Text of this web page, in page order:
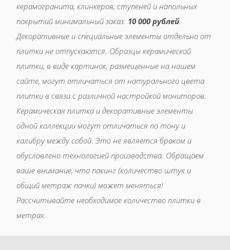
керамогранита, клинкеров, ступеней и напольных
покрытий минимальный заказ: 10 000 рублей.
Декоративные и специальные элементы отдельно от
плитки не отпускаются. Образцы керамической
плитки, в виде картинок, размещенные на нашем
сайте, могут отличаться от натурального цвета
плитки в связи с различной настройкой мониторов.
Керамическая плитка и декоративные элементы
одной коллекции могут отличаться по тону и
калибру между собой. Это не является браком и
обусловлено технологией производства. Обращаем
ваше внимание, что пакинг (количество штук и
общий метраж пачки) может меняться!
Рассчитывайте необходимое количество плитки в
метрах.